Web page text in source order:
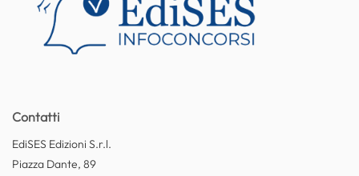
Contatti
EdiSES Edizioni S.r.l.
Piazza Dante, 89